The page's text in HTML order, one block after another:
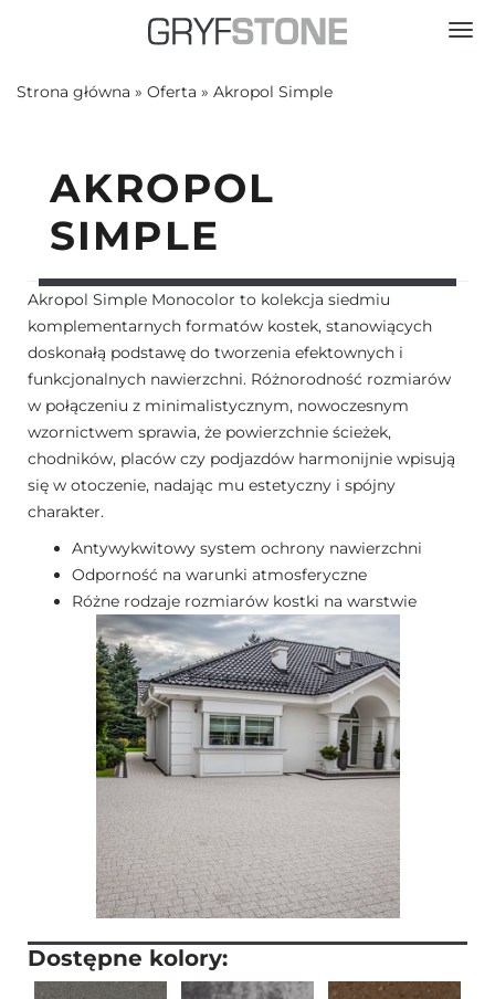
Strona główna » Oferta » Akropol Simple
AKROPOL
SIMPLE
Akropol Simple Monocolor to kolekcja siedmiu
komplementarnych formatów kostek, stanowiących
doskonałą podstawę do tworzenia efektownych i
funkcjonalnych nawierzchni. Różnorodność rozmiarów
w połączeniu z minimalistycznym, nowoczesnym
wzornictwem sprawia, że powierzchnie ścieżek,
chodników, placów czy podjazdów harmonijnie wpisują
się w otoczenie, nadając mu estetyczny i spójny
charakter.
Antywykwitowy system ochrony nawierzchni
Odporność na warunki atmosferyczne
Różne rodzaje rozmiarów kostki na warstwie
Dostępne kolory: